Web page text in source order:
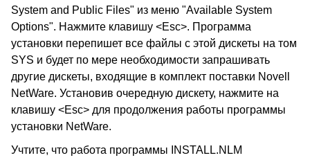
System and Public Files" из меню "Available System
Options". Нажмите клавишу <Esc>. Программа
установки перепишет все файлы с этой дискеты на том
SYS и будет по мере необходимости запрашивать
другие дискеты, входящие в комплект поставки Novell
NetWare. Установив очередную дискету, нажмите на
клавишу <Esc> для продолжения работы программы
установки NetWare.
Учтите, что работа программы INSTALL.NLM